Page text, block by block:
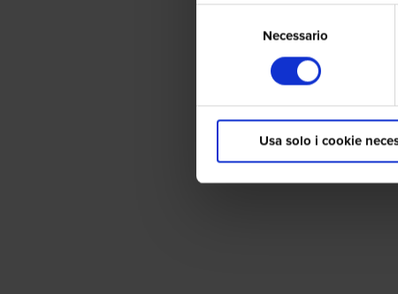
Necessario
Usa solo i cookie